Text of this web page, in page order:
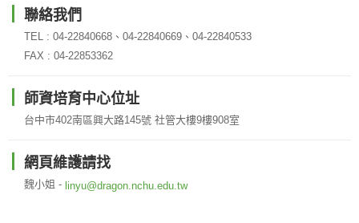
聯絡我們
TEL : 04-22840668、04-22840669、04-22840533
FAX : 04-22853362
師資培育中心位址
台中市402南區興大路145號 社管大樓9樓908室
網頁維護請找
魏小姐 - linyu@dragon.nchu.edu.tw